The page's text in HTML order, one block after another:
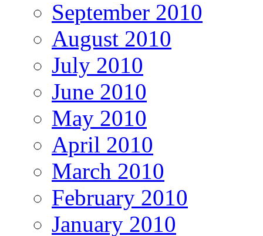
September 2010
August 2010
July 2010
June 2010
May 2010
April 2010
March 2010
February 2010
January 2010